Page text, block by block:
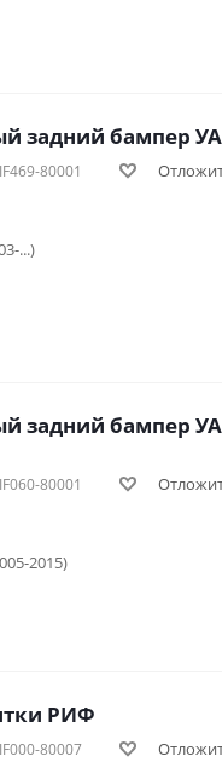
задний бампер
80001
...)
задний бампер
80001
2015)
Амортизатор для калитки РИФ
80007